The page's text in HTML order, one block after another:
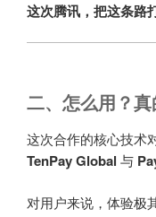
这次腾讯，把这条路
二、怎么用？
这次合作的核心技术
TenPay Global 与
对用户来说，体验极